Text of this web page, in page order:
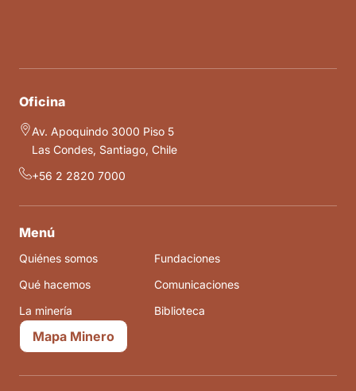
Oficina
Av. Apoquindo 3000 Piso 5
Las Condes, Santiago, Chile
+56 2 2820 7000
Menú
Quiénes somos
Qué hacemos
La minería
Fundaciones
Comunicaciones
Biblioteca
Mapa Minero